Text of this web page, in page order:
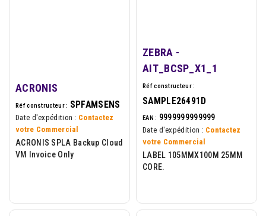
ACRONIS
Réf constructeur : SPFAMSENS
Date d'expédition : Contactez
votre Commercial
ACRONIS SPLA Backup Cloud
VM Invoice Only
ZEBRA -
AIT_BCSP_X1_1
Réf constructeur :
SAMPLE26491D
EAN : 9999999999999
Date d'expédition : Contactez
votre Commercial
LABEL 105MMX100M 25MM
CORE.